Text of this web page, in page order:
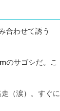
合わせて誘う
のサゴシだ。こ
（涙）。すぐに